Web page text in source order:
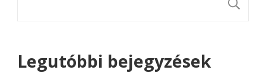
Legutóbbi bejegyzések